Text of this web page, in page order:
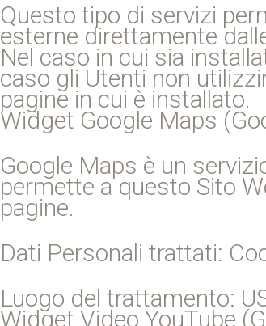
Questo tipo di servizi
esterne direttamente
Nel caso in cui sia
caso gli Utenti non
pagine in cui è installato.
Widget Google Maps
Google Maps è un
permette a questo Sito
pagine.
Dati Personali trattati:
Luogo del trattamento:
Widget Video YouTube